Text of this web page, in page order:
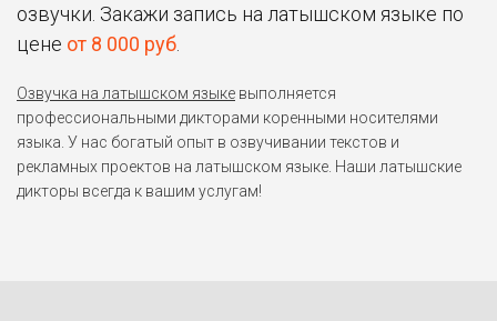
озвучки. Закажи запись на латышском языке по
цене от 8 000 руб
Озвучка на латышском языке выполняется
профессиональными дикторами коренными носителями
языка. У нас богатый опыт в озвучивании текстов и
рекламных проектов на латышском языке. Наши латышские
дикторы всегда к вашим услугам!